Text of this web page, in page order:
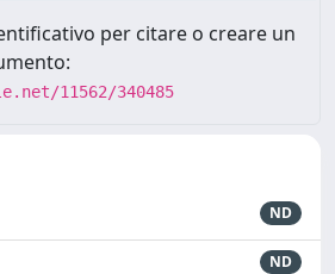
per citare o creare un
11562/340485
ND
ND